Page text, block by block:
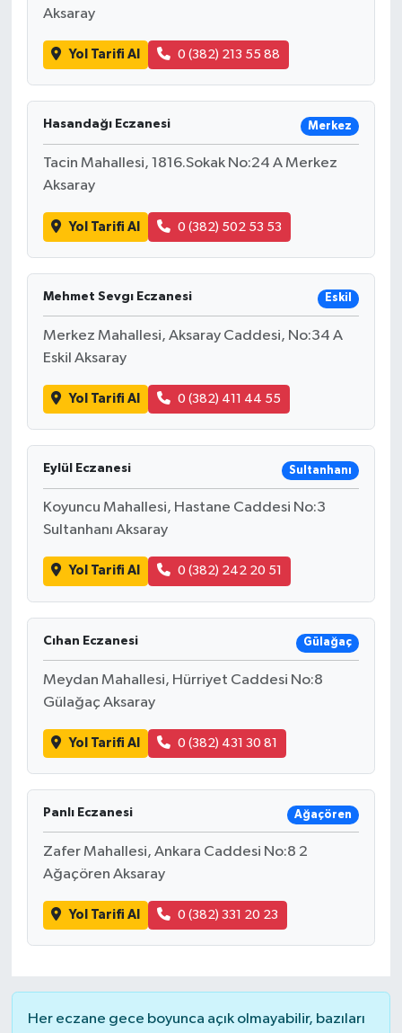
Aksaray
Yol Tarifi Al 0 (382) 213 55 88
Hasandağı Eczanesi Merkez
Tacin Mahallesi, 1816.Sokak No:24 A Merkez
Aksaray
Yol Tarifi Al 0 (382) 502 53 53
Mehmet Sevgı Eczanesi Eskil
Merkez Mahallesi, Aksaray Caddesi, No:34 A
Eskil Aksaray
Yol Tarifi Al 0 (382) 411 44 55
Eylül Eczanesi Sultanhanı
Koyuncu Mahallesi, Hastane Caddesi No:3
Sultanhanı Aksaray
Yol Tarifi Al 0 (382) 242 20 51
Cıhan Eczanesi Gülağaç
Meydan Mahallesi, Hürriyet Caddesi No:8
Gülağaç Aksaray
Yol Tarifi Al 0 (382) 431 30 81
Panlı Eczanesi Ağaçören
Zafer Mahallesi, Ankara Caddesi No:8 2
Ağaçören Aksaray
Yol Tarifi Al 0 (382) 331 20 23
Her eczane gece boyunca açık olmayabilir, bazıları